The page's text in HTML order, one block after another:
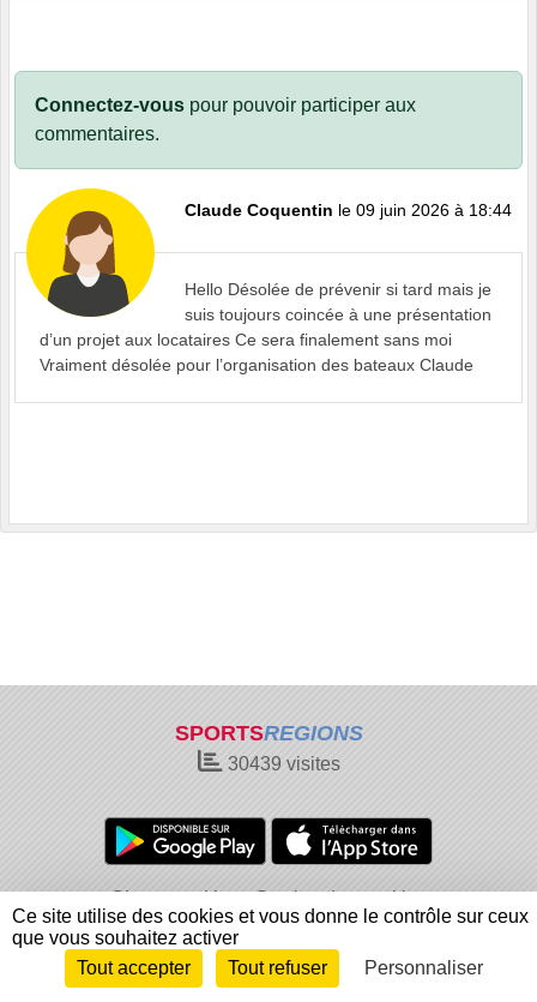
Connectez-vous pour pouvoir participer aux
commentaires.
Claude Coquentin le 09 juin 2026 à 18:44
Hello Désolée de prévenir si tard mais je
suis toujours coincée à une présentation
d’un projet aux locataires Ce sera finalement sans moi
Vraiment désolée pour l’organisation des bateaux Claude
SPORTSREGIONS
30439 visites
Charte cookies
Gestion des cookies
Informations légales
Signaler un contenu inapproprié
Envie de participer ? Connexion
Ce site utilise des cookies et vous donne le contrôle sur ceux
que vous souhaitez activer
Tout accepter
Tout refuser Personnaliser